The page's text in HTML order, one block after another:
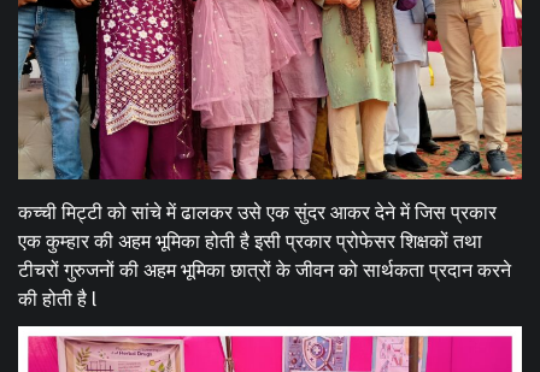
कच्ची मिट्टी को सांचे में ढालकर उसे एक सुंदर आकर देने में जिस प्रकार
एक कुम्हार की अहम भूमिका होती है इसी प्रकार प्रोफेसर शिक्षकों तथा
टीचरों गुरुजनों की अहम भूमिका छात्रों के जीवन को सार्थकता प्रदान करने
की होती है l